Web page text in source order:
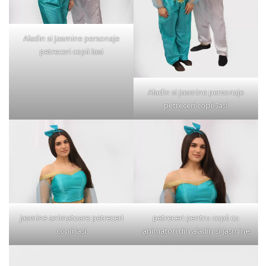
Aladin si Jasmine personaje
petreceri copii Iasi
Aladin si Jasmine personaje
petreceri copii Iasi
jasmine animatoare petreceri
copii iasi
petreceri pentru copii cu
animatori din aladin si jasmine